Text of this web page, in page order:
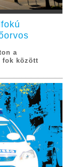
a
fok között